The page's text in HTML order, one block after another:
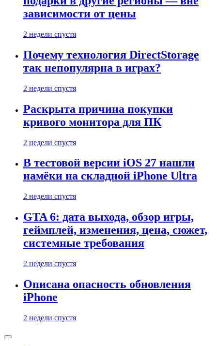
зависимости от цены
2 недели спустя
Почему технология DirectStorage
так непопулярна в играх?
2 недели спустя
Раскрыта причина покупки
кривого монитора для ПК
2 недели спустя
В тестовой версии iOS 27 нашли
намёки на складной iPhone Ultra
2 недели спустя
GTA 6: дата выхода, обзор игры,
геймплей, изменения, цена, сюжет,
системные требования
2 недели спустя
Описана опасность обновления
iPhone
2 недели спустя